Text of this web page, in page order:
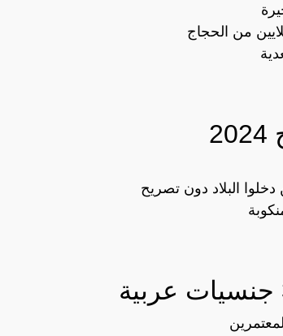
من الحجاج
البلاد دون تصريح